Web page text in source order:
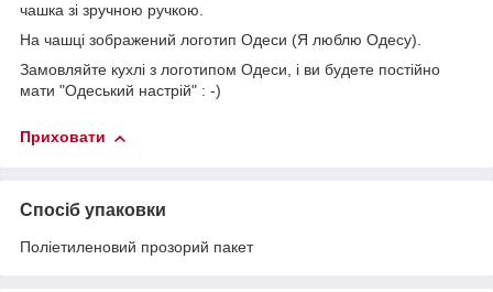
чашка зі зручною ручкою.
На чашці зображений логотип Одеси (Я люблю Одесу).
Замовляйте кухлі з логотипом Одеси, і ви будете постійно
мати "Одеський настрій" : -)
Приховати
Спосіб упаковки
Поліетиленовий прозорий пакет